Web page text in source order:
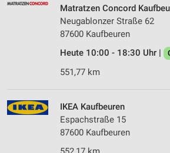
Matratzen Concord
Neugablonzer Straße 62
87600 Kaufbeuren
Heute 10:00 - 18:30 Uhr |
551,77 km
IKEA Kaufbeuren
Espachstraße 15
87600 Kaufbeuren